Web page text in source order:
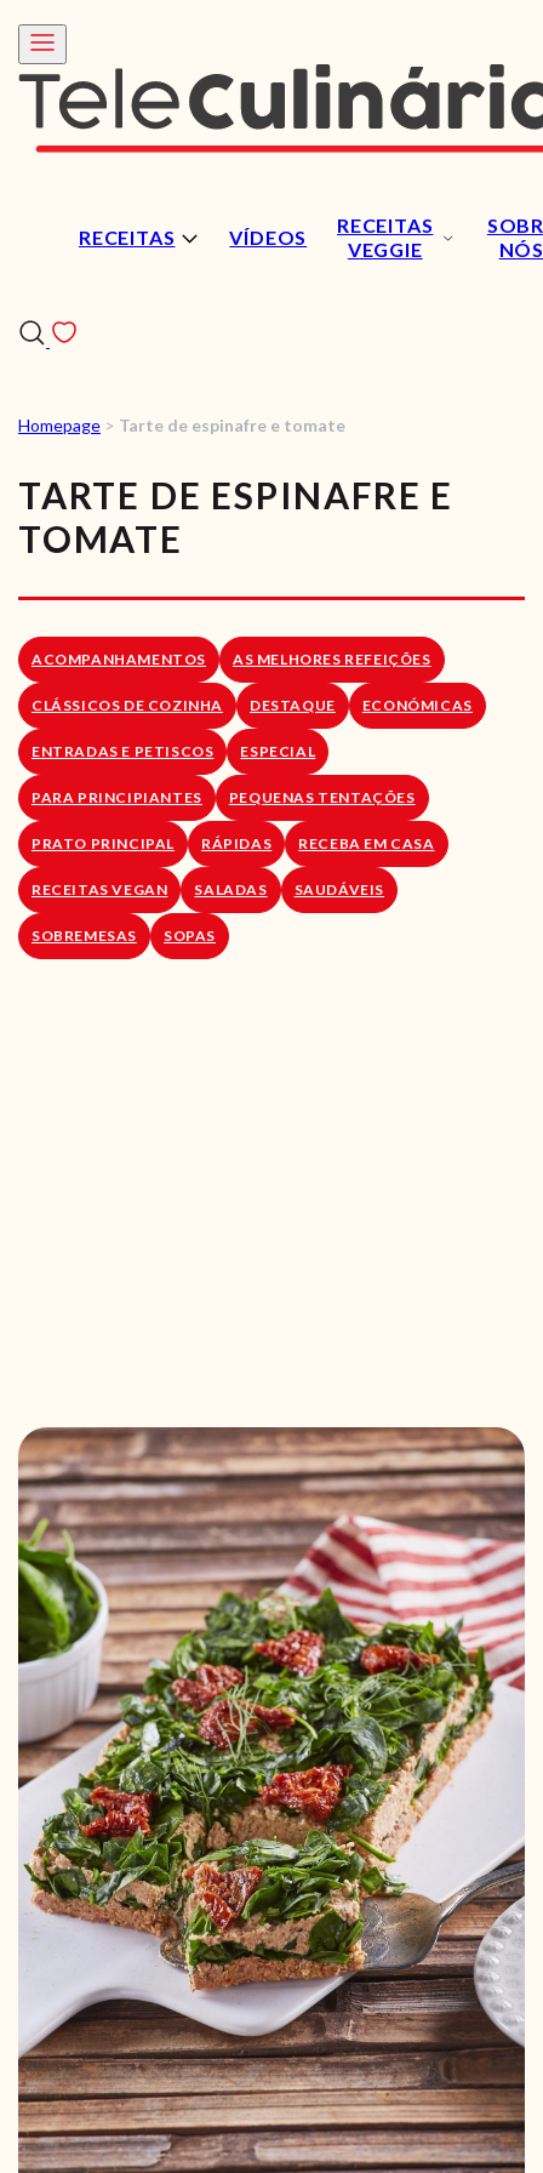
RECEITAS VÍDEOS
RECEITAS
VEGGIE
NÓS
RECEITAS
VÍDEOS
LOJA ONLINE
BLOG
Homepage > Tarte de espinafre e tomate
TARTE DE ESPINAFRE E
TOMATE
ACOMPANHAMENTOS AS MELHORES REFEIÇÕES
CLÁSSICOS DE COZINHA DESTAQUE ECONÓMICAS
ENTRADAS E PETISCOS ESPECIAL
PARA PRINCIPIANTES PEQUENAS TENTAÇÕES
PRATO PRINCIPAL RÁPIDAS RECEBA EM CASA
RECEITAS VEGAN SALADAS SAUDÁVEIS
SOBREMESAS SOPAS